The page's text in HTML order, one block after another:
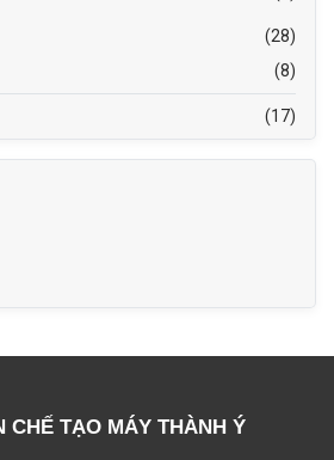
(28)
(8)
(17)
CHẾ TẠO MÁY THÀNH Ý